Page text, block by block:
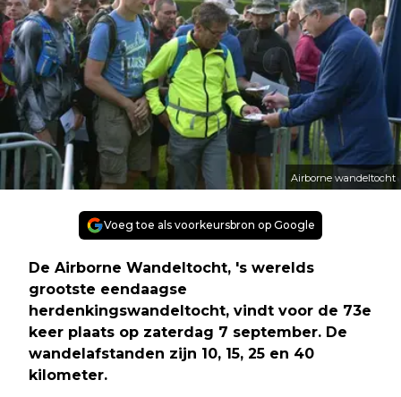
Airborne wandeltocht
Voeg toe als voorkeursbron op Google
De Airborne Wandeltocht, 's werelds
grootste eendaagse
herdenkingswandeltocht, vindt voor de 73e
keer plaats op zaterdag 7 september. De
wandelafstanden zijn 10, 15, 25 en 40
kilometer.